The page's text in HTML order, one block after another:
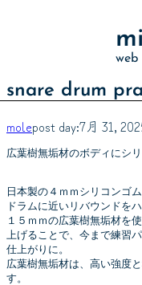
web
snare drum
molepost day:7月 31,
広葉樹無垢材のボディにシ
日本製の４ｍｍシリコンゴ
ドラムに近いリバウンドを
１５ｍｍの広葉樹無垢材を
上げることで、今まで練習
仕上がりに。
広葉樹無垢材は、高い強度
す。